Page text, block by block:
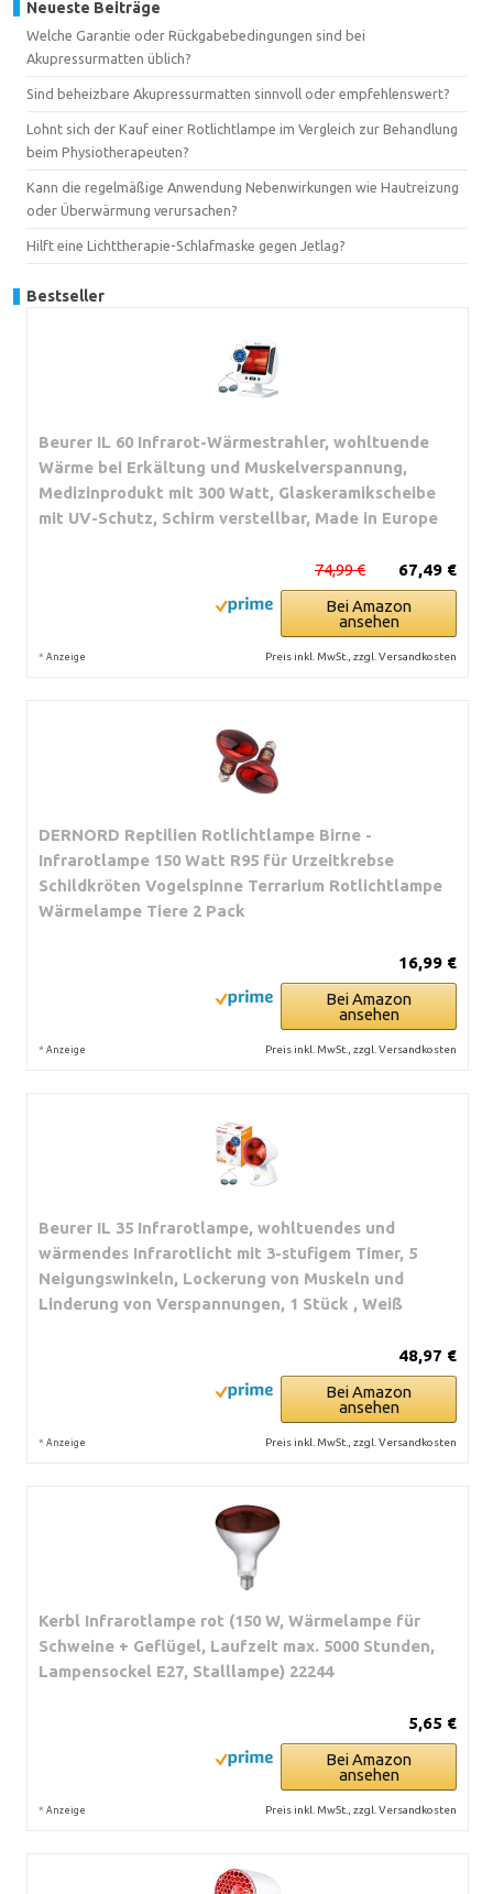
Neueste Beiträge
Welche Garantie oder Rückgabebedingungen sind bei
Akupressurmatten üblich?
Sind beheizbare Akupressurmatten sinnvoll oder empfehlenswert?
Lohnt sich der Kauf einer Rotlichtlampe im Vergleich zur Behandlung
beim Physiotherapeuten?
Kann die regelmäßige Anwendung Nebenwirkungen wie Hautreizung
oder Überwärmung verursachen?
Hilft eine Lichttherapie-Schlafmaske gegen Jetlag?
Bestseller
Beurer IL 60 Infrarot-Wärmestrahler, wohltuende
Wärme bei Erkältung und Muskelverspannung,
Medizinprodukt mit 300 Watt, Glaskeramikscheibe
mit UV-Schutz, Schirm verstellbar, Made in Europe
67,49 €
74,99 €
Bei Amazon
ansehen
* Anzeige Preis inkl. MwSt., zzgl. Versandkosten
DERNORD Reptilien Rotlichtlampe Birne -
Infrarotlampe 150 Watt R95 für Urzeitkrebse
Schildkröten Vogelspinne Terrarium Rotlichtlampe
Wärmelampe Tiere 2 Pack
16,99 €
Bei Amazon
ansehen
* Anzeige Preis inkl. MwSt., zzgl. Versandkosten
Beurer IL 35 Infrarotlampe, wohltuendes und
wärmendes Infrarotlicht mit 3-stufigem Timer, 5
Neigungswinkeln, Lockerung von Muskeln und
Linderung von Verspannungen, 1 Stück , Weiß
48,97 €
Bei Amazon
ansehen
* Anzeige Preis inkl. MwSt., zzgl. Versandkosten
Kerbl Infrarotlampe rot (150 W, Wärmelampe für
Schweine + Geflügel, Laufzeit max. 5000 Stunden,
Lampensockel E27, Stalllampe) 22244
5,65 €
Bei Amazon
ansehen
* Anzeige Preis inkl. MwSt., zzgl. Versandkosten